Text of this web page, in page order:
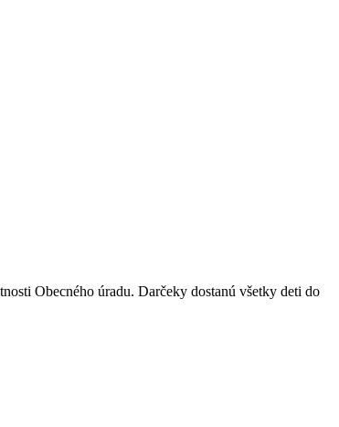
Obecného úradu. Darčeky dostanú všetky deti do